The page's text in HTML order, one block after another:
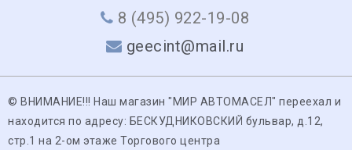
8 (495) 922-19-08
geecint@mail.ru
© ВНИМАНИЕ!!! Наш магазин "МИР АВТОМАСЕЛ" переехал и
находится по адресу: БЕСКУДНИКОВСКИЙ бульвар, д.12,
стр.1 на 2-ом этаже Торгового центра